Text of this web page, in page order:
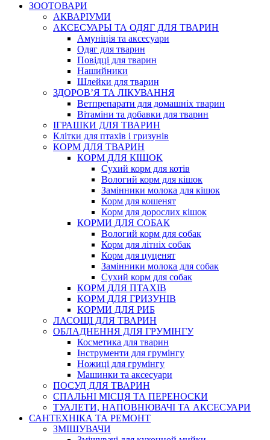
ЗООТОВАРИ
АКВАРІУМИ
АКСЕСУАРЫ ТА ОДЯГ ДЛЯ ТВАРИН
Амуніція та аксесуари
Одяг для тварин
Повідці для тварин
Нашийники
Шлейки для тварин
ЗДОРОВ’Я ТА ЛІКУВАННЯ
Ветпрепарати для домашніх тварин
Вітаміни та добавки для тварин
ІГРАШКИ ДЛЯ ТВАРИН
Клітки для птахів і гризунів
КОРМ ДЛЯ ТВАРИН
КОРМ ДЛЯ КІШОК
Сухий корм для котів
Вологий корм для кішок
Замінники молока для кішок
Корм для кошенят
Корм для дорослих кішок
КОРМИ ДЛЯ СОБАК
Вологий корм для собак
Корм для літніх собак
Корм для цуценят
Замінники молока для собак
Сухий корм для собак
КОРМ ДЛЯ ПТАХІВ
КОРМ ДЛЯ ГРИЗУНІВ
КОРМИ ДЛЯ РИБ
ЛАСОЩІ ДЛЯ ТВАРИН
ОБЛАДНЕННЯ ДЛЯ ГРУМІНГУ
Косметика для тварин
Інструменти для грумінгу
Ножиці для грумінгу
Машинки та аксесуари
ПОСУД ДЛЯ ТВАРИН
СПАЛЬНІ МІСЦЯ ТА ПЕРЕНОСКИ
ТУАЛЕТИ, НАПОВНЮВАЧІ ТА АКСЕСУАРИ
САНТЕХНІКА ТА РЕМОНТ
ЗМІШУВАЧИ